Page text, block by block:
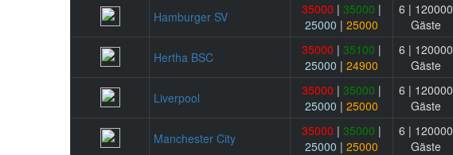
Hamburger SV 35000 | 35000 |
25000 | 25000
6 | 120000
Gäste
Hertha BSC 35000 | 35100 |
25000 | 24900
6 | 120000
Gäste
Liverpool 35000 | 35000 |
25000 | 25000
6 | 120000
Gäste
Manchester City 35000 | 35000 |
25000 | 25000
6 | 120000
Gäste